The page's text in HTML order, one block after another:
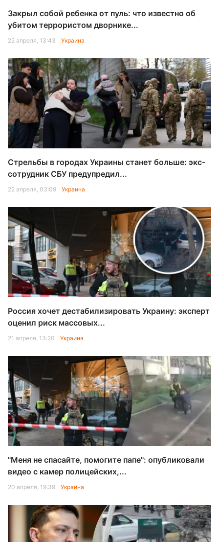
Закрыл собой ребенка от пуль: что известно об
убитом террористом дворнике...
22 апреля, 13:43 Украина
Стрельбы в городах Украины станет больше: экс-
сотрудник СБУ предупредил...
22 апреля, 03:09 Украина
Россия хочет дестабилизировать Украину: эксперт
оценил риск массовых...
21 апреля, 13:20 Украина
"Меня не спасайте, помогите папе": опубликовали
видео с камер полицейских,...
20 апреля, 19:39 Украина